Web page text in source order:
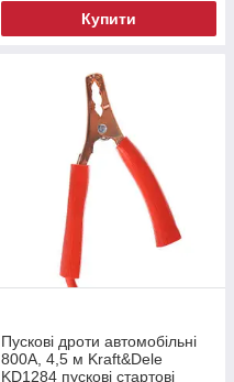
Купити
Пускові дроти автомобільні
800A, 4,5 м Kraft&Dele
KD1284 пускові стартові